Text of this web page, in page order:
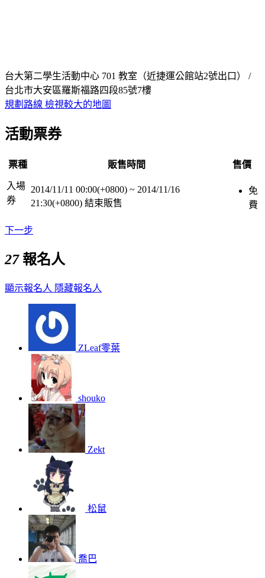
台大第二學生活動中心 701 教室（近捷運公館站2號出口） /
台北市大安區羅斯福路四段85號7樓
規劃路線 檢視較大的地圖
活動票券
票種 販售時間 售價
入場
券
2014/11/11 00:00(+0800) ~ 2014/11/16
21:30(+0800) 結束販售
免
費
下一步
27報名人
顯示報名人 隱藏報名人
ZLeaf零葉
shouko
Zekt
松鼠
喬巴